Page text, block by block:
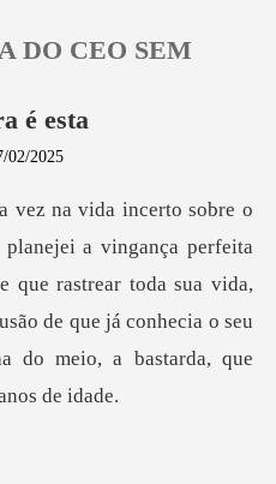
DO CEO SEM
é esta
02/2025
feita
que rastrear toda sua vida,
de que já c